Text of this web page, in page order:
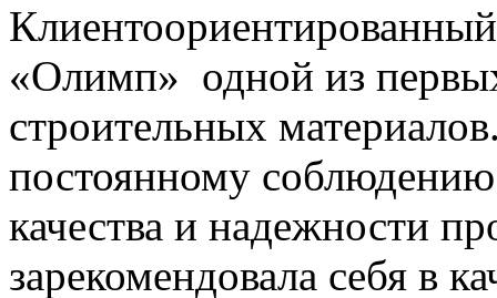
«Олимп» одной из
строительных
постоянному соблюдению
качества и надежности
зарекомендовала себя в